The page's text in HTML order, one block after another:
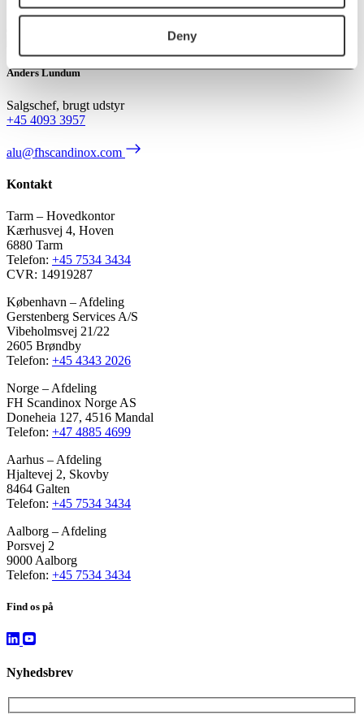
Deny
Anders Lundum
Salgschef, brugt udstyr
+45 4093 3957
alu@fhscandinox.com
Kontakt
Tarm – Hovedkontor
Kærhusvej 4, Hoven
6880 Tarm
Telefon: +45 7534 3434
CVR: 14919287
København – Afdeling
Gerstenberg Services A/S
Vibeholmsvej 21/22
2605 Brøndby
Telefon: +45 4343 2026
Norge – Afdeling
FH Scandinox Norge AS
Doneheia 127, 4516 Mandal
Telefon: +47 4885 4699
Aarhus – Afdeling
Hjaltevej 2, Skovby
8464 Galten
Telefon: +45 7534 3434
Aalborg – Afdeling
Porsvej 2
9000 Aalborg
Telefon: +45 7534 3434
Find os på
Nyhedsbrev